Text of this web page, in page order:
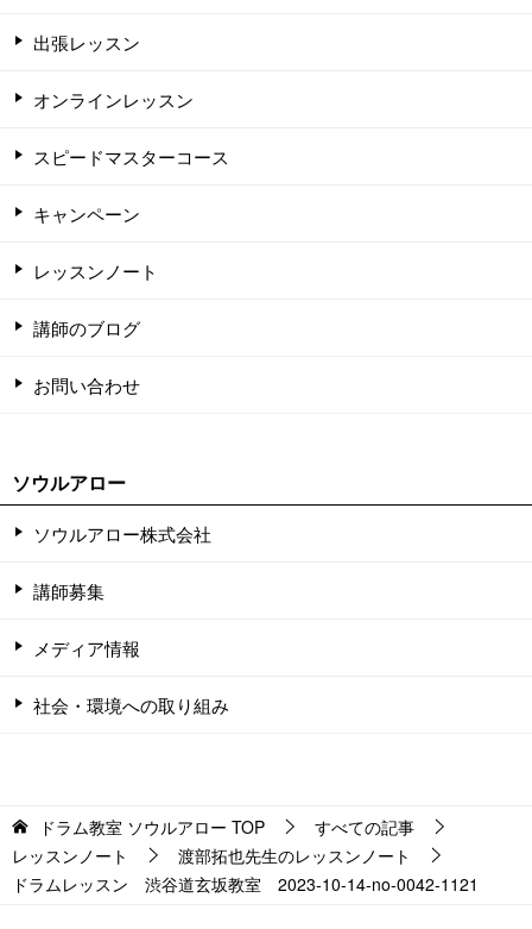
出張レッスン
オンラインレッスン
スピードマスターコース
キャンペーン
レッスンノート
講師のブログ
お問い合わせ
ソウルアロー
ソウルアロー株式会社
講師募集
メディア情報
社会・環境への取り組み
ドラム教室 ソウルアロー TOP
すべての記事
レッスンノート
渡部拓也先生のレッスンノート
ドラムレッスン 渋谷道玄坂教室 2023-10-14-no-0042-1121